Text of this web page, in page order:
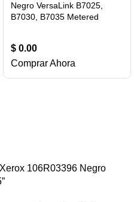
Negro VersaLink B7025,
B7030, B7035 Metered
$ 0.00
Comprar Ahora
106R03396 Negro